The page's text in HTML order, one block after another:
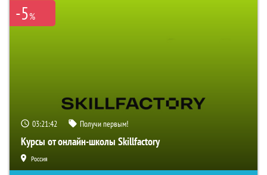
-5%
03:21:41 Получи первым!
Курсы от онлайн-школы Skillfactory
Россия